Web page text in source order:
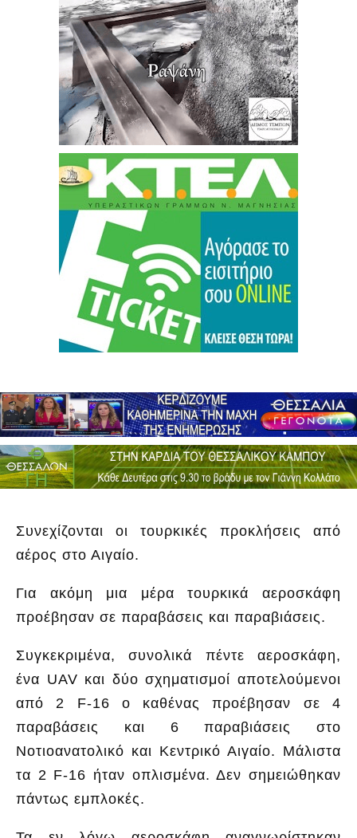
Συνεχίζονται οι τουρκικές προκλήσεις από
αέρος στο Αιγαίο.
Για ακόμη μια μέρα τουρκικά αεροσκάφη
προέβησαν σε παραβάσεις και παραβιάσεις.
Συγκεκριμένα, συνολικά πέντε αεροσκάφη,
ένα UAV και δύο σχηματισμοί αποτελούμενοι
από 2 F-16 o καθένας προέβησαν σε 4
παραβάσεις και 6 παραβιάσεις στο
Νοτιοανατολικό και Κεντρικό Αιγαίο. Μάλιστα
τα 2 F-16 ήταν οπλισμένα. Δεν σημειώθηκαν
πάντως εμπλοκές.